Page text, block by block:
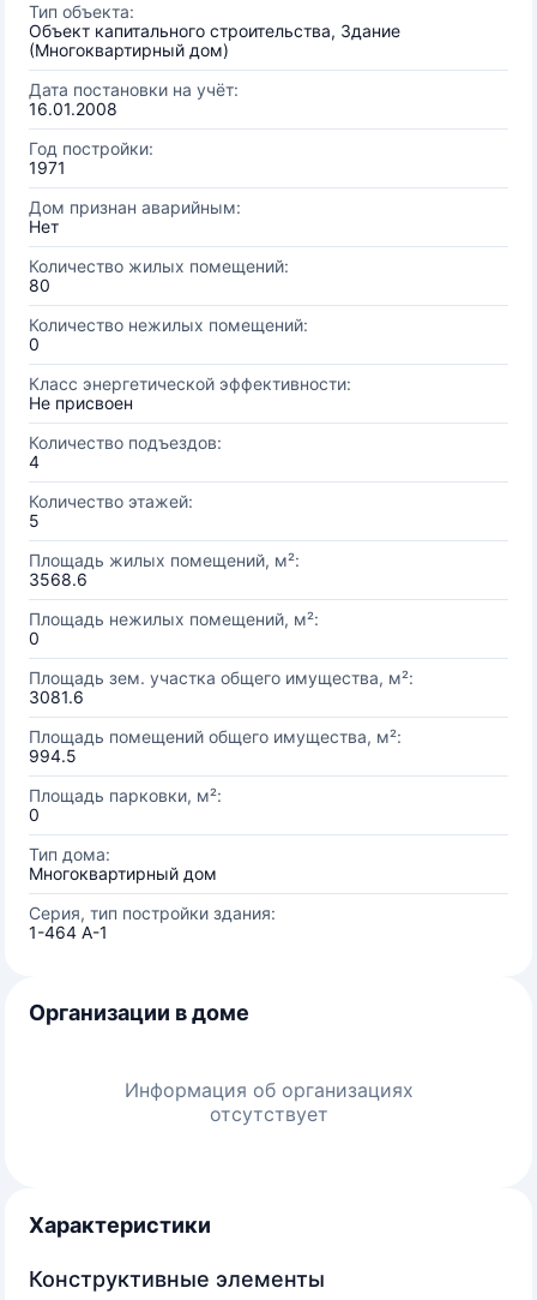
Тип объекта:
Объект капитального строительства, Здание
(Многоквартирный дом)
Дата постановки на учёт:
16.01.2008
Год постройки:
1971
Дом признан аварийным:
Нет
Количество жилых помещений:
80
Количество нежилых помещений:
0
Класс энергетической эффективности:
Не присвоен
Количество подъездов:
4
Количество этажей:
5
Площадь жилых помещений, м²:
3568.6
Площадь нежилых помещений, м²:
0
Площадь зем. участка общего имущества, м²:
3081.6
Площадь помещений общего имущества, м²:
994.5
Площадь парковки, м²:
0
Тип дома:
Многоквартирный дом
Серия, тип постройки здания:
1-464 А-1
Организации в доме
Информация об организациях
отсутствует
Характеристики
Конструктивные элементы